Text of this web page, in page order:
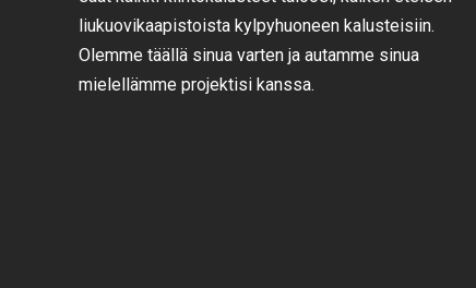
liukuovikaapistoista kylpyhuoneen kalusteisiin.
Olemme täällä sinua varten ja autamme sinua
mielellämme projektisi kanssa.